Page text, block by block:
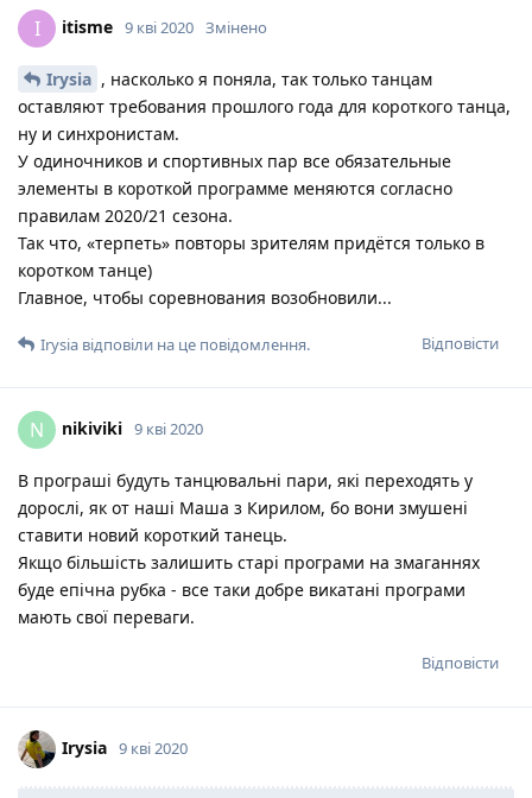
I itisme 9 кві 2020 Змінено
Irysia , насколько я поняла, так только танцам
оставляют требования прошлого года для короткого танца,
ну и синхронистам.
У одиночников и спортивных пар все обязательные
элементы в короткой программе меняются согласно
правилам 2020/21 сезона.
Так что, «терпеть» повторы зрителям придётся только в
коротком танце)
Главное, чтобы соревнования возобновили...
Відповісти
Irysia відповіли на це повідомлення.
N nikiviki 9 кві 2020
В програші будуть танцювальні пари, які переходять у
дорослі, як от наші Маша з Кирилом, бо вони змушені
ставити новий короткий танець.
Якщо більшість залишить старі програми на змаганнях
буде епічна рубка - все таки добре викатані програми
мають свої переваги.
Відповісти
Irysia 9 кві 2020